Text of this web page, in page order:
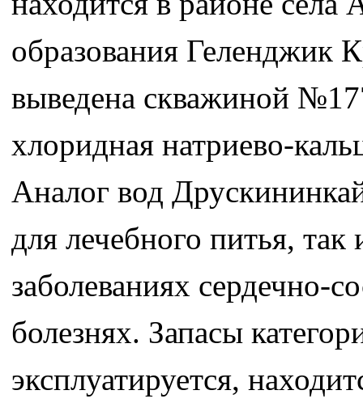
образования Геленджик
выведена скважиной
хлоридная натриево-
Аналог вод
для лечебного питья,
заболеваниях сердечно-
болезнях. Запасы
эксплуатируется,